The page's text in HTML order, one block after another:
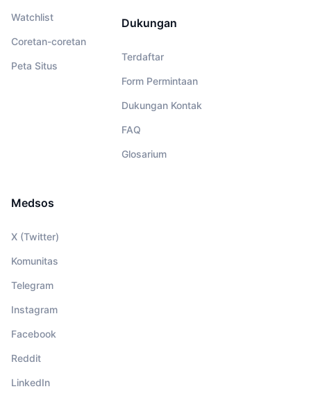
Watchlist
Coretan-coretan
Peta Situs
Dukungan
Terdaftar
Form Permintaan
Dukungan Kontak
FAQ
Glosarium
Medsos
X (Twitter)
Komunitas
Telegram
Instagram
Facebook
Reddit
LinkedIn